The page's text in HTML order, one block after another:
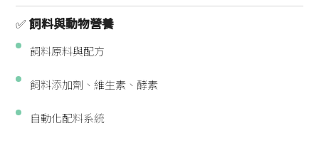
✅飼料與動物營養
飼料原料與配方
飼料添加劑、維生素、酵素
自動化配料系統